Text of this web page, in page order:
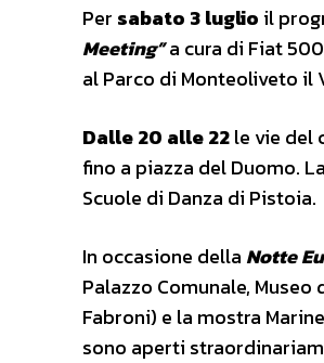
Per sabato 3 luglio il
Meeting”a cura di Fiat
al Parco di Monteoliveto il
Dalle 20 alle 22le vie del
fino a piazza del Duomo.
Scuole di Danza di Pistoia.
In occasione della Notte
Palazzo Comunale,
Fabroni) e la mostra
sono aperti